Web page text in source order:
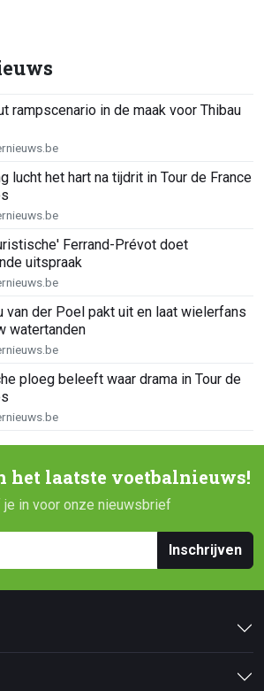
rampscenario in de maak voor Thibau
lucht het hart na tijdrit in Tour de France
Ferrand-Prévot doet
uitspraak
van der Poel pakt uit en laat wielerfans
watertanden
ploeg beleeft waar drama in Tour de
het laatste voetbalnieuws!
je in voor onze nieuwsbrief
Inschrijven